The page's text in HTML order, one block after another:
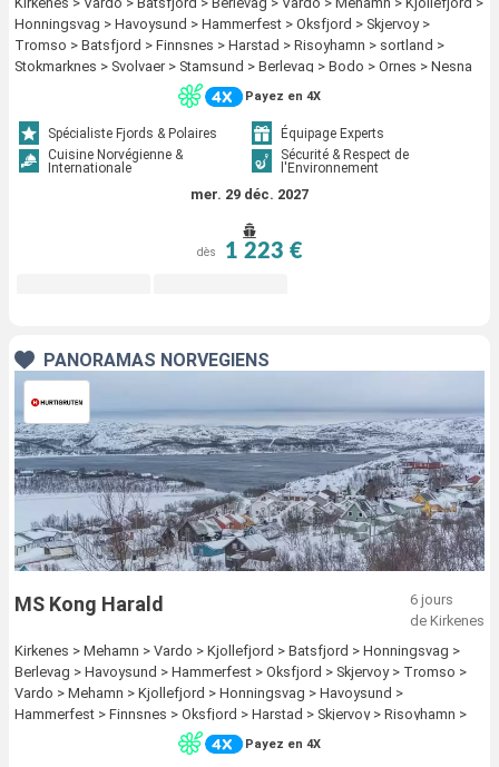
Honningsvag > Havoysund > Hammerfest > Oksfjord > Skjervoy >
Tromso > Batsfjord > Finnsnes > Harstad > Risoyhamn > sortland >
Stokmarknes > Svolvaer > Stamsund > Berlevag > Bodo > Ornes > Nesna
(passagem circulo polar) > Sandnessjoen > Bronnoysund > Rorvik >
Alesund > Torvik > Maloy > Floro > Mehamn > Bergen > Trondheim >
Kristiansund > Molde > Kjollefjord > Alesund > Torvik > Maloy > Floro >
Bergen > Honningsvag > Havoysund > Hammerfest > Oksfjord > Skjervoy
> Tromso > Finnsnes > Harstad > Risoyhamn > sortland > Stokmarknes >
Svolvaer > Stamsund > Bodo > Ornes > Nesna (passagem circulo polar) >
Molde > Alesund > Torvik > Maloy > Floro > Bergen
Payez en 4X
Spécialiste Fjords & Polaires
Équipage Experts
Cuisine Norvégienne &
Internationale
Sécurité & Respect de
l'Environnement
mer. 29 déc. 2027
dès 1 223 €
PANORAMAS NORVÉGIENS
MS Kong Harald
6 jours
de Kirkenes
Kirkenes > Mehamn > Vardo > Kjollefjord > Batsfjord > Honningsvag >
Berlevag > Havoysund > Hammerfest > Oksfjord > Skjervoy > Tromso >
Vardo > Mehamn > Kjollefjord > Honningsvag > Havoysund >
Hammerfest > Finnsnes > Oksfjord > Harstad > Skjervoy > Risoyhamn >
Tromso > sortland > Stokmarknes > Svolvaer > Stamsund > Batsfjord >
Finnsnes > Harstad > Risoyhamn > sortland > Bodo > Stokmarknes >
Payez en 4X